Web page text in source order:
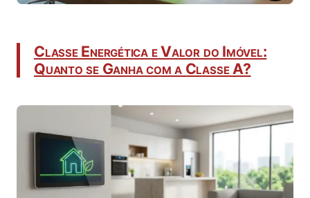
Classe Energética e Valor do Imóvel:
Quanto se Ganha com a Classe A?